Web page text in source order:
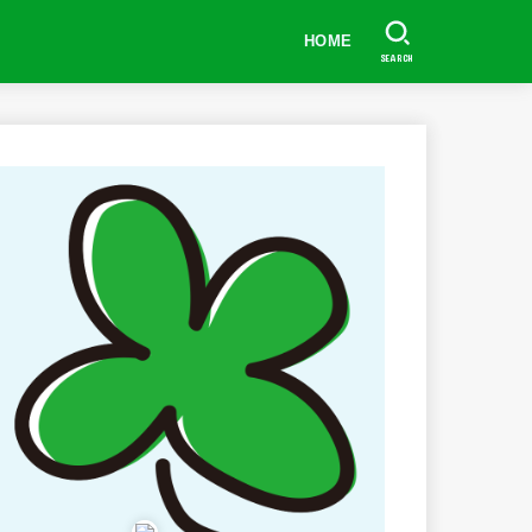
HOME
SEARCH